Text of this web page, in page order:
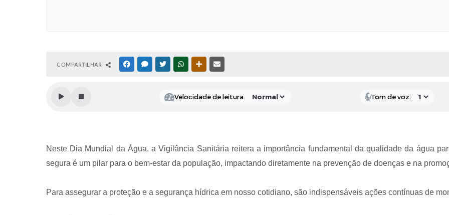
COMPARTILHAR FACEBOOKMESSENGER
TWITTERWHATSAPPOUTRAS MÍDIAS
Velocidade de leitura: Tom de voz:
Neste Dia Mundial da Água, a Vigilância Sanitária reitera a importância fundamental da qualidade da água
segura é um pilar para o bem-estar da população, impactando diretamente na prevenção de doenças e na
Para assegurar a proteção e a segurança hídrica em nosso cotidiano, são indispensáveis ações contínuas de